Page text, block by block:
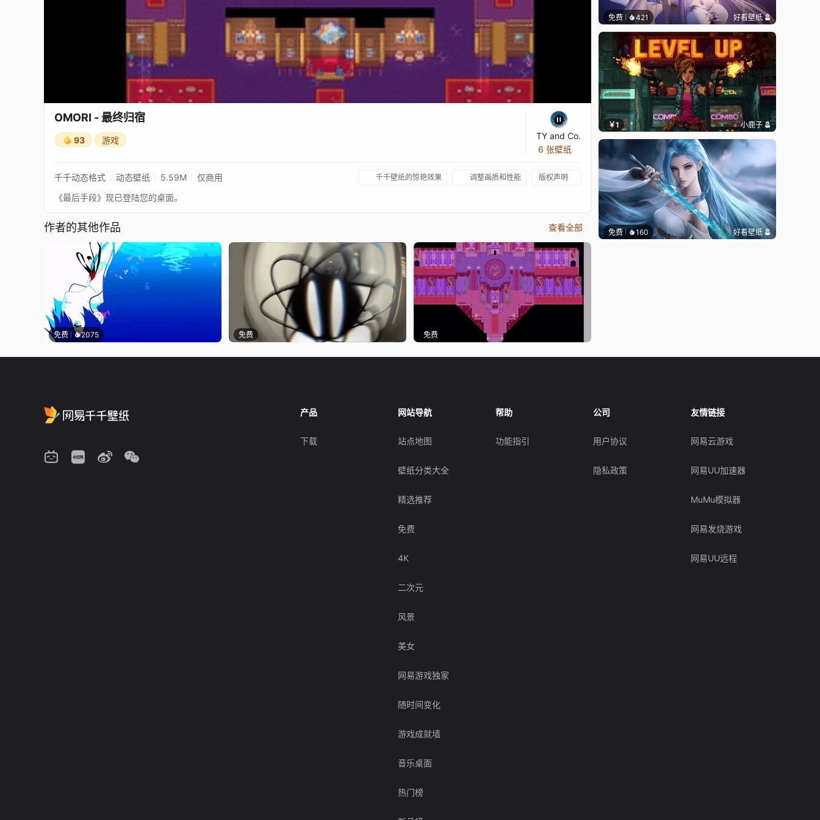
OMORI - 最终归宿
93 游戏
TY and Co.
6 张壁纸
千千动态格式 动态壁纸 5.59M 仅商用 千千壁纸的惊艳效果 调整画质和性能 版权声明
《最后手段》现已登陆您的桌面。
作者的其他作品 查看全部
免费 2075 免费 免费
免费 421 好看壁纸
￥1 小鹿子
免费 160 好看壁纸
产品
下载
网站导航
站点地图
壁纸分类大全
精选推荐
免费
4K
二次元
风景
美女
网易游戏独家
随时间变化
游戏成就墙
音乐桌面
热门榜
帮助
功能指引
公司
用户协议
隐私政策
友情链接
网易云游戏
网易UU加速器
MuMu模拟器
网易发烧游戏
网易UU远程